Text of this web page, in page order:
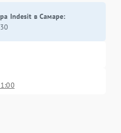
Indesit в Самаре: